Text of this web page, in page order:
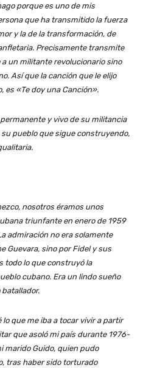
porque es uno de mis
que ha transmitido la fuerza
y la de la transformación, de
Precisamente transmite
un militante revolucionario sino
Así que la canción que le elijo
es «Te doy una Canción».
y vivo de su militancia
pueblo que sigue construyendo,
nosotros éramos unos
triunfante en enero de 1959
admiración no era solamente
Guevara, sino por Fidel y sus
todo lo que construyó la
cubano. Era un lindo sueño
batallador.
que me iba a tocar vivir a partir
que asoló mi país durante 1976-
marido Guido, quien pudo
tras haber sido torturado